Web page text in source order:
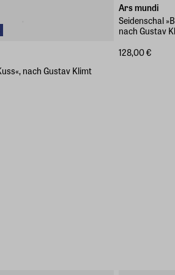
nach Gustav Klimt
Ars mundi
Seidenschal
nach Gustav
128,00 €